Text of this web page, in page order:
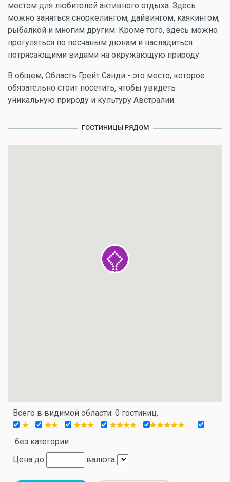
местом для любителей активного отдыха. Здесь
можно заняться сноркелингом, дайвингом, каякингом,
рыбалкой и многим другим. Кроме того, здесь можно
прогуляться по песчаным дюнам и насладиться
потрясающими видами на окружающую природу.
В общем, Область Грейт Санди - это место, которое
обязательно стоит посетить, чтобы увидеть
уникальную природу и культуру Австралии.
ГОСТИНИЦЫ РЯДОМ
Всего в видимой области: 0 гостиниц.
без категории
Цена до
валюта